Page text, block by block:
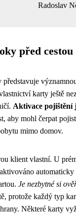
Radoslav
před cestou
karty ještě
Aktivace pojištění
aby mohl čerpat
mimo domov.
klient vlastní. U
automaticky
Je nezbytné si
protože každý typ
Některé karty